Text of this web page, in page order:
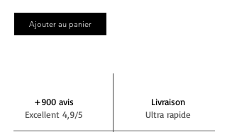
Ajouter au panier
+900 avis
Excellent 4,9/5
Livraison
Ultra rapide